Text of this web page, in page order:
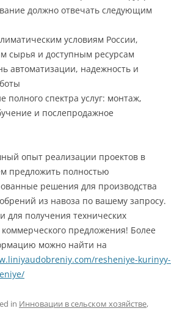
должно отвечать следующим
условиям России,
сырья и доступным ресурсам
автоматизации, надежность и
полного спектра услуг: монтаж,
и послепродажное
опыт реализации проектов в
предложить полностью
решения для производства
из навоза по вашему запросу.
для получения технических
коммерческого предложения! Более
можно найти на
resheniye-kurinyy-
in Инновации в сельском хозяйстве,